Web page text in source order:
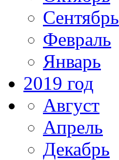
Сентябрь
Февраль
Январь
2019 год
Август
Апрель
Декабрь